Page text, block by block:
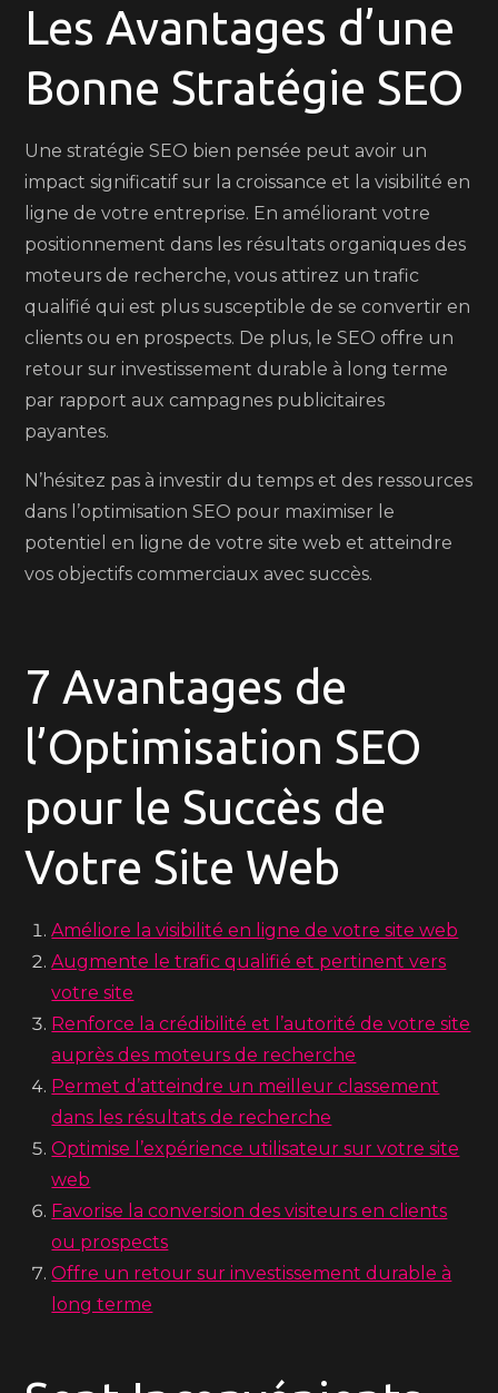
Les Avantages d’une
Bonne Stratégie SEO
Une stratégie SEO bien pensée peut avoir un
impact significatif sur la croissance et la visibilité en
ligne de votre entreprise. En améliorant votre
positionnement dans les résultats organiques des
moteurs de recherche, vous attirez un trafic
qualifié qui est plus susceptible de se convertir en
clients ou en prospects. De plus, le SEO offre un
retour sur investissement durable à long terme
par rapport aux campagnes publicitaires
payantes.
N’hésitez pas à investir du temps et des ressources
dans l’optimisation SEO pour maximiser le
potentiel en ligne de votre site web et atteindre
vos objectifs commerciaux avec succès.
7 Avantages de
l’Optimisation SEO
pour le Succès de
Votre Site Web
Améliore la visibilité en ligne de votre site web
Augmente le trafic qualifié et pertinent vers
votre site
Renforce la crédibilité et l’autorité de votre site
auprès des moteurs de recherche
Permet d’atteindre un meilleur classement
dans les résultats de recherche
Optimise l’expérience utilisateur sur votre site
web
Favorise la conversion des visiteurs en clients
ou prospects
Offre un retour sur investissement durable à
long terme